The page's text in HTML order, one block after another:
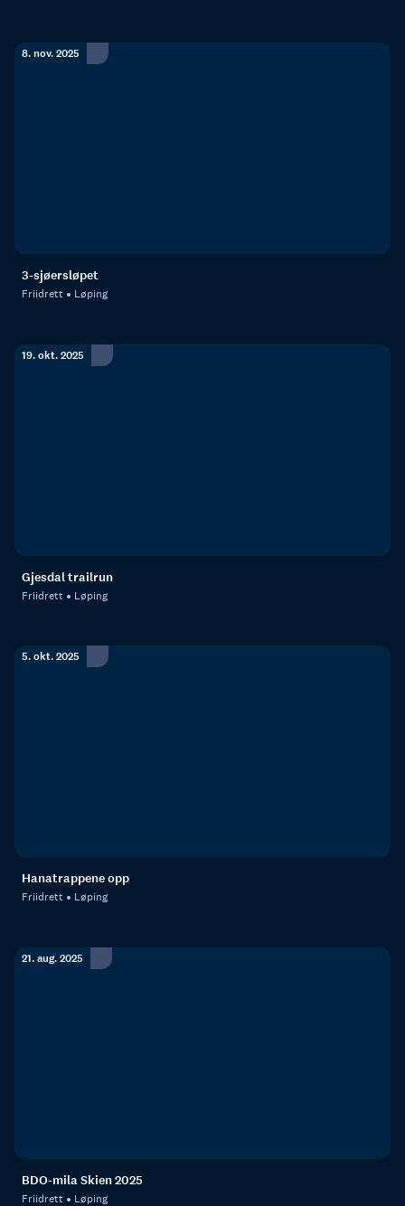
8. nov. 2025
3-sjøersløpet
Friidrett Løping
19. okt. 2025
Gjesdal trailrun
Friidrett Løping
5. okt. 2025
Hanatrappene opp
Friidrett Løping
21. aug. 2025
BDO-mila Skien 2025
Friidrett Løping